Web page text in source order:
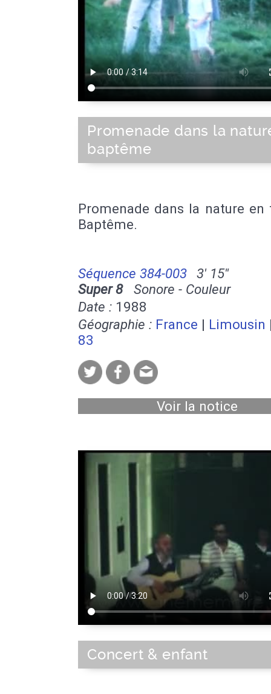
Promenade dans la
baptême
Promenade dans la nature en
Baptême.
Séquence 384-003
3' 15''
Super 8Sonore - Couleur
Date : 1988
Géographie : France | Limousin
83
Voir la notice
Concert & enfant